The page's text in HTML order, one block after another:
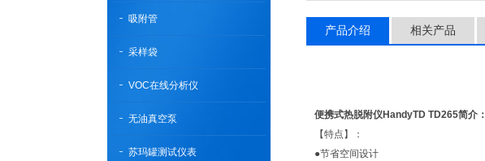
吸附管
采样袋
VOC在线分析仪
无油真空泵
苏玛罐测试仪表
产品介绍 相关产品
便携式热脱附仪HandyTD TD265简介：
【特点】：
●节省空间设计